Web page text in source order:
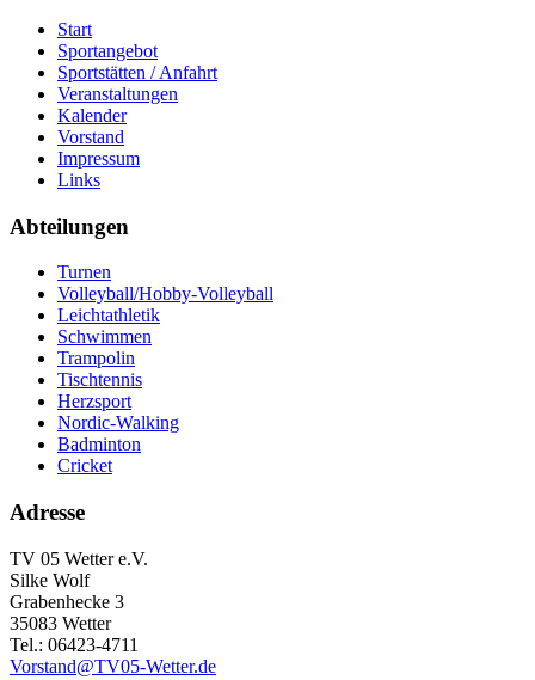
Start
Sportangebot
Sportstätten / Anfahrt
Veranstaltungen
Kalender
Vorstand
Impressum
Links
Abteilungen
Turnen
Volleyball/Hobby-Volleyball
Leichtathletik
Schwimmen
Trampolin
Tischtennis
Herzsport
Nordic-Walking
Badminton
Cricket
Adresse
TV 05 Wetter e.V.
Silke Wolf
Grabenhecke 3
35083 Wetter
Tel.: 06423-4711
Vorstand@TV05-Wetter.de